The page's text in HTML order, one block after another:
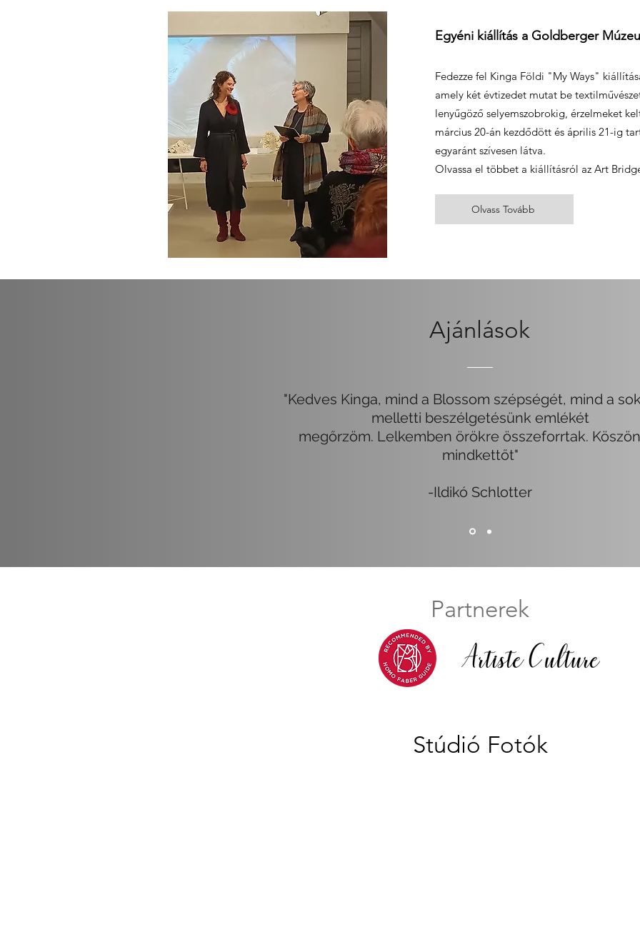
Egyéni kiállítás a Goldberger
Fedezze fel Kinga Földi "My Ways"
amely két évtizedet mutat be
lenyűgöző selyemszobrokig, érzelmeket
március 20-án kezdődött és április 21-ig
egyaránt szívesen látva.
Olvassa el többet a kiállításról az Art
Olvass Tovább
Ajánlások
"Kedves Kinga, mind a Blossom szépségét, mind a
melletti beszélgetésünk emlékét
megőrzöm. Lelkemben örökre összeforrtak.
mindkettőt"
-Ildikó Schlotter
Partnerek
Stúdió Fotók